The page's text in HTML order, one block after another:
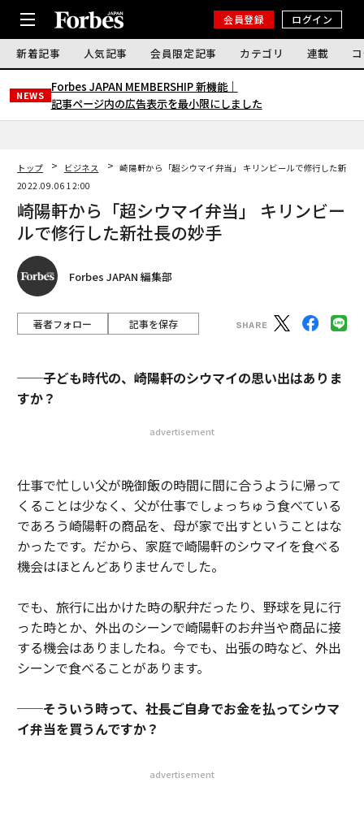
会員登録 ログイン
新着記事 人気記事 会員限定記事 カテゴリ 連載
NEWS
Forbes JAPAN MEMBERSHIP 新機能｜
記事ページ内の広告表示を最小限にしました
トップ ビジネス
崎陽軒から「超シウマイ弁当」 キリンビールで修行した新社
2022.09.06 12:00
崎陽軒から「超シウマイ弁当」 キリンビー
ルで修行した新社長の妙手
Forbes JAPAN 編集部
著者フォロー 記事を保存
──子ども時代の、崎陽軒のシウマイの思い出はありま
すか？
advertisement
仕事で忙しい父が晩御飯の時間に間に合うように帰って
くることは少なく、父が仕事でしょっちゅう食べている
であろう崎陽軒の商品を、母が家で出すということはな
かったです。だから、家庭で崎陽軒のシウマイを食べる
機会はほとんどありませんでした。
でも、旅行に出かけた時の駅弁だったり、野球を見に行
った時とか、外出のシーンで崎陽軒のお弁当や商品に接
する機会はありましたね。今でも、出張の時など、外出
シーンで食べることがあります。
──そういう時って、社長ご自身でお金を払ってシウマ
イ弁当を買うんですか？
advertisement